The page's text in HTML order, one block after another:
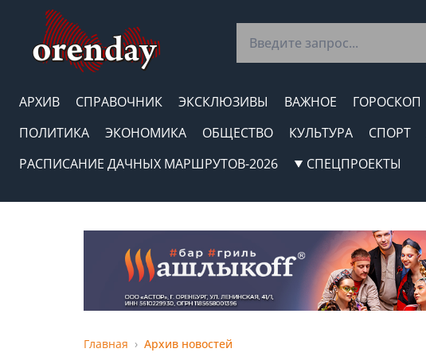
АРХИВ СПРАВОЧНИК ЭКСКЛЮЗИВЫ ВАЖНОЕ ГОРОСКОП
ПОЛИТИКА
ЭКОНОМИКА ОБЩЕСТВО КУЛЬТУРА СПОРТ
РАСПИСАНИЕ ДАЧНЫХ МАРШРУТОВ-2026
СПЕЦПРОЕКТЫ
Главная Архив новостей